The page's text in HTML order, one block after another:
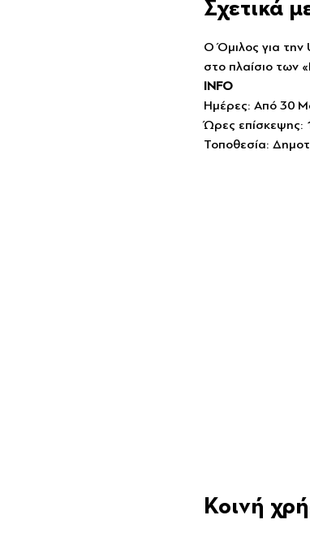
Σχετικά
Ο Όμιλος για την
στο πλαίσιο των
INFO
Ημέρες: Από 30
Ώρες επίσκεψης:
Τοποθεσία:
Κοινή